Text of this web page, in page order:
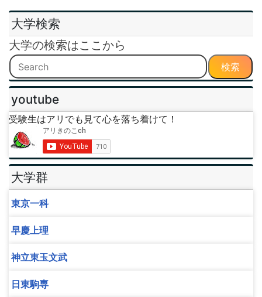
大学検索
大学の検索はここから
検索
youtube
受験生はアリでも見て心を落ち着けて！
大学群
東京一科
早慶上理
神立東玉文武
日東駒専